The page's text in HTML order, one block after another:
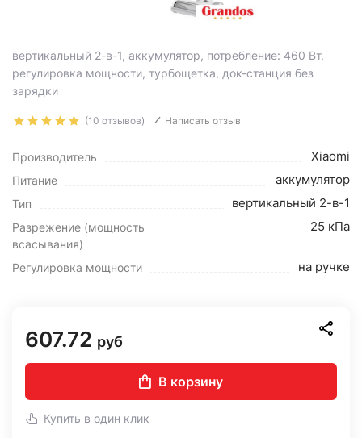
вертикальный 2-в-1, аккумулятор, потребление: 460 Вт,
регулировка мощности, турбощетка, док-станция без
зарядки
(10 отзывов) Написать отзыв
Производитель Xiaomi
Питание аккумулятор
Тип вертикальный 2-в-1
Разрежение (мощность
всасывания)
25 кПа
Регулировка мощности на ручке
607.72 руб
В корзину
Купить в один клик